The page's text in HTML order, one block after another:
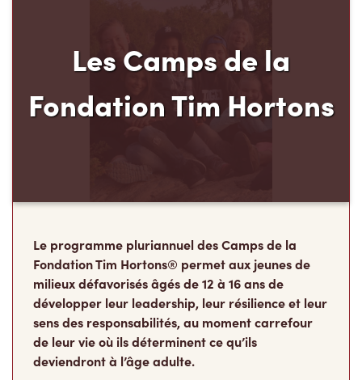
Les Camps de la
Fondation Tim Hortons
Le programme pluriannuel des Camps de la
Fondation Tim Hortons® permet aux jeunes de
milieux défavorisés âgés de 12 à 16 ans de
développer leur leadership, leur résilience et leur
sens des responsabilités, au moment carrefour
de leur vie où ils déterminent ce qu’ils
deviendront à l’âge adulte.